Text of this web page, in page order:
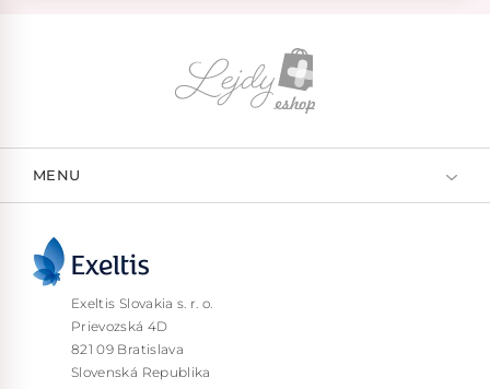
MENU
Exeltis Slovakia s. r. o.
Prievozská 4D
821 09 Bratislava
Slovenská Republika